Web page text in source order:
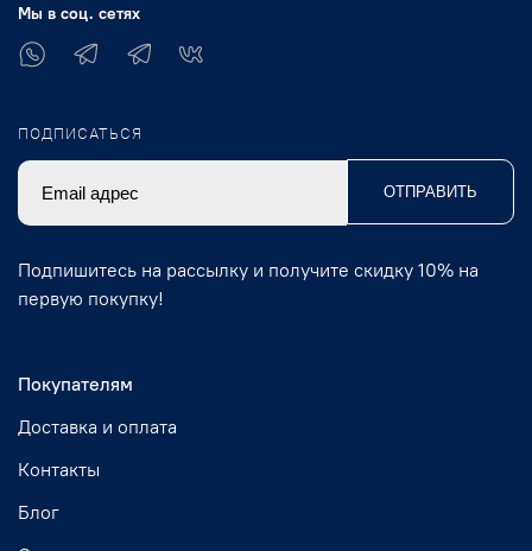
Покупателям
Доставка и оплата
Контакты
Блог
Мы в соц. сетях
ПОДПИСАТЬСЯ
ОТПРАВИТЬ
Подпишитесь на рассылку и получите скидку 10% на
первую покупку!